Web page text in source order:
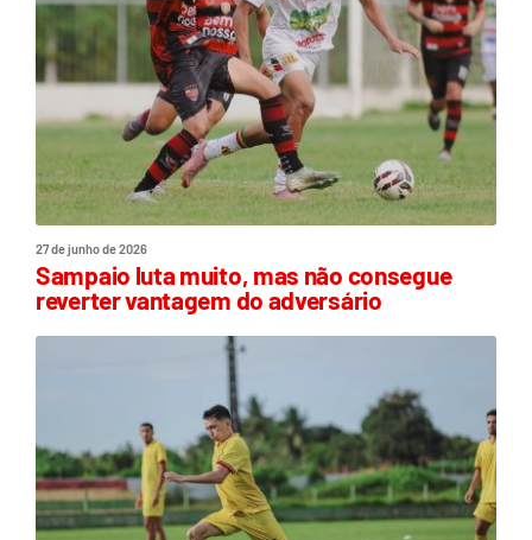
27 de junho de 2026
Sampaio luta muito, mas não consegue
reverter vantagem do adversário